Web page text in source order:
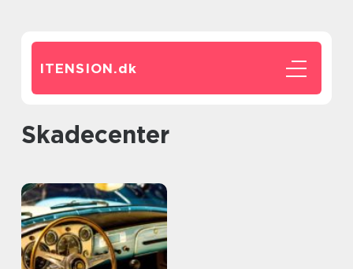
ITENSION.dk
skadecenter